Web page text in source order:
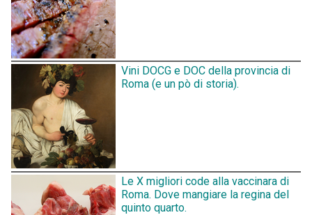
Vini DOCG e DOC della provincia di
Roma (e un pò di storia).
Le X migliori code alla vaccinara di
Roma. Dove mangiare la regina del
quinto quarto.